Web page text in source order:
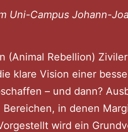
Uni-Campus Johann-
(Animal Rebellion)
klare Vision einer
– und dann?
in denen
wird ein